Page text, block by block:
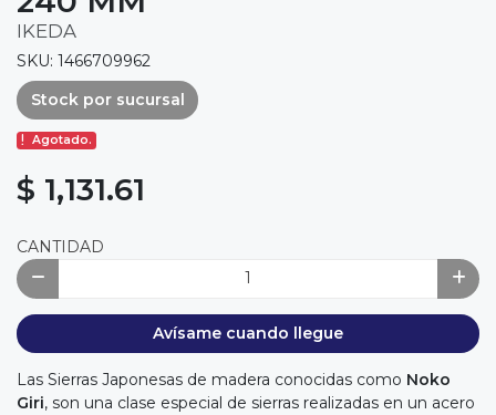
IKEDA
SKU: 1466709962
Stock por sucursal
Agotado.
$ 1,131.61
CANTIDAD
Avísame cuando llegue
Las Sierras Japonesas de madera conocidas como Noko
Giri, son una clase especial de sierras realizadas en un acero